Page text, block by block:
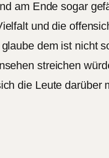
am Ende sogar
und die
dem ist nicht
streichen
die Leute darüber